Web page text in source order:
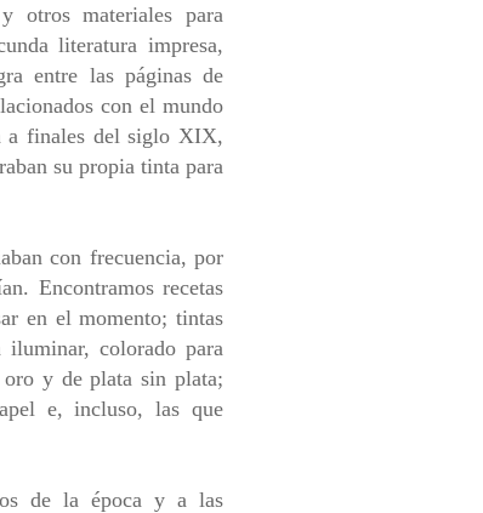
otros materiales para
literatura impresa,
entre las páginas de
con el mundo
a finales del siglo XIX,
su propia tinta para
con frecuencia, por
Encontramos recetas
en el momento; tintas
iluminar, colorado para
oro y de plata sin plata;
e, incluso, las que
de la época y a las